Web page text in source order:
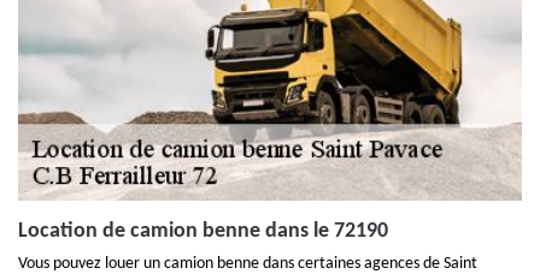
Location de camion benne dans le 72190
Vous pouvez louer un camion benne dans certaines agences de Saint